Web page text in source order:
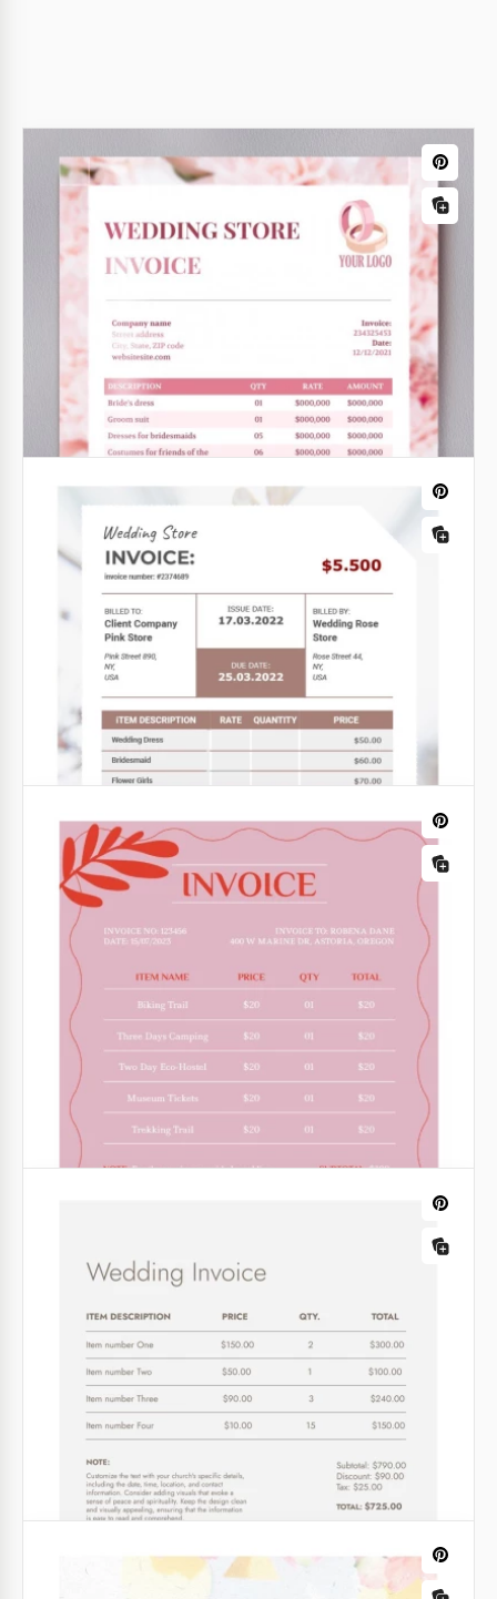
Fatura da Loja de Casamentos.
A Fatura da Loja de Casamento deve ser especial. Se
você está escrevendo uma fatura, significa que você
já conquistou o cliente.
Google Docs
Um recibo de uma loja de casamentos deve parecer
especial. Assim como o nosso modelo! A linda cor
marrom faz o papel parecer delicado e bonito.
Google Docs
Fatura de casamento rosa com
vermelho
Você está planejando um casamento e quer ter
todos os detalhes sob controle? Então você precisa